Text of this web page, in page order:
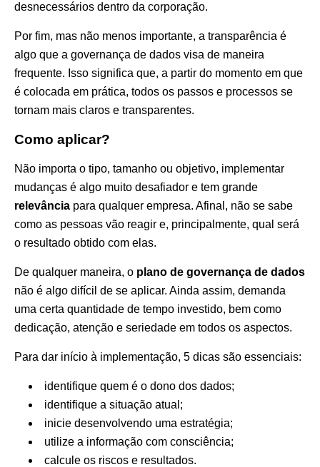
desnecessários dentro da corporação.
Por fim, mas não menos importante, a transparência é
algo que a governança de dados visa de maneira
frequente. Isso significa que, a partir do momento em que
é colocada em prática, todos os passos e processos se
tornam mais claros e transparentes.
Como aplicar?
Não importa o tipo, tamanho ou objetivo, implementar
mudanças é algo muito desafiador e tem grande
relevância para qualquer empresa. Afinal, não se sabe
como as pessoas vão reagir e, principalmente, qual será
o resultado obtido com elas.
De qualquer maneira, o plano de governança de dados
não é algo difícil de se aplicar. Ainda assim, demanda
uma certa quantidade de tempo investido, bem como
dedicação, atenção e seriedade em todos os aspectos.
Para dar início à implementação, 5 dicas são essenciais:
identifique quem é o dono dos dados;
identifique a situação atual;
inicie desenvolvendo uma estratégia;
utilize a informação com consciência;
calcule os riscos e resultados.